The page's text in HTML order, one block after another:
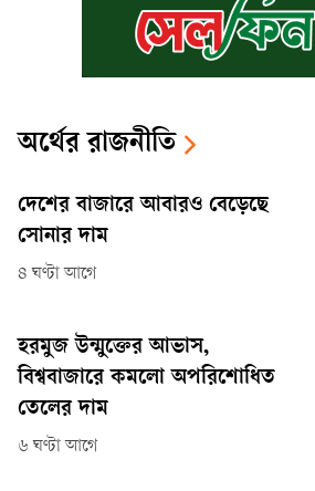
অর্থের রাজনীতি
দেশের বাজারে আবারও বেড়েছে
সোনার দাম
৪ ঘণ্টা আগে
হরমুজ উন্মুক্তের আভাস,
বিশ্ববাজারে কমলো অপরিশোধিত
তেলের দাম
৬ ঘণ্টা আগে